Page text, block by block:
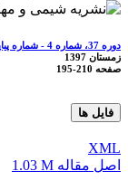
دوره 37، شماره 4 - شماره پیاپی 90
زمستان 1397
صفحه 195-210
فایل ها
XML
اصل مقاله 1.03 M